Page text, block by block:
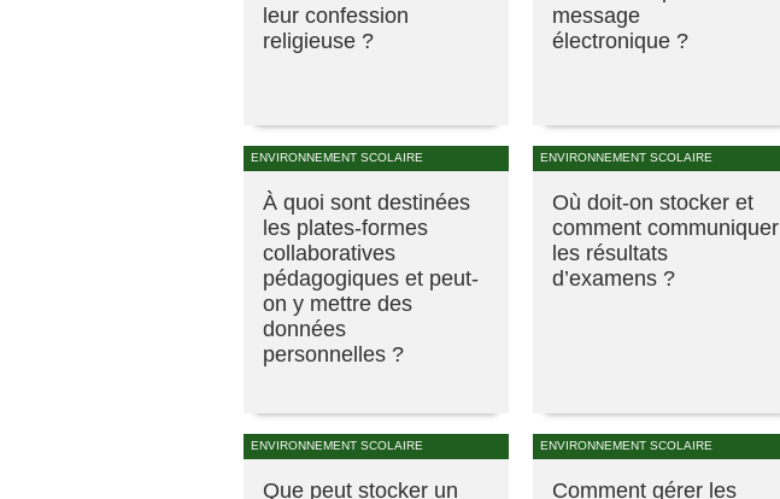
leur confession
religieuse ?
message
électronique ?
ENVIRONNEMENT SCOLAIRE
À quoi sont destinées
les plates-formes
collaboratives
pédagogiques et peut-
on y mettre des
données
personnelles ?
ENVIRONNEMENT SCOLAIRE
Où doit-on stocker et
comment communiquer
les résultats
d’examens ?
ENVIRONNEMENT SCOLAIRE
Que peut stocker un
ENVIRONNEMENT SCOLAIRE
Comment gérer les